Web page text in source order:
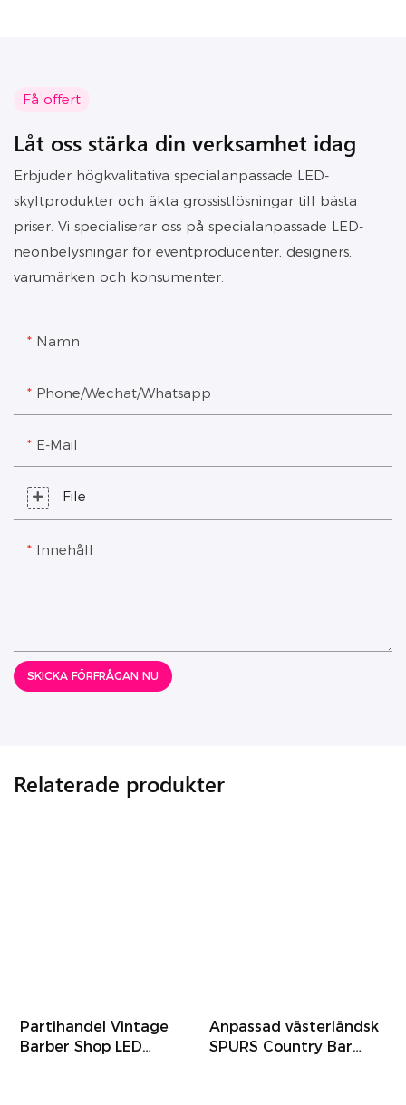
Få offert
Låt oss stärka din verksamhet idag
Erbjuder högkvalitativa specialanpassade LED-
skyltprodukter och äkta grossistlösningar till bästa
priser. Vi specialiserar oss på specialanpassade LED-
neonbelysningar för eventproducenter, designers,
varumärken och konsumenter.
Namn
Phone/Wechat/Whatsapp
E-Mail
File
Innehåll
SKICKA FÖRFRÅGAN NU
Relaterade produkter
Partihandel Vintage
Barber Shop LED
Anpassad västerländsk
SPURS Country Bar